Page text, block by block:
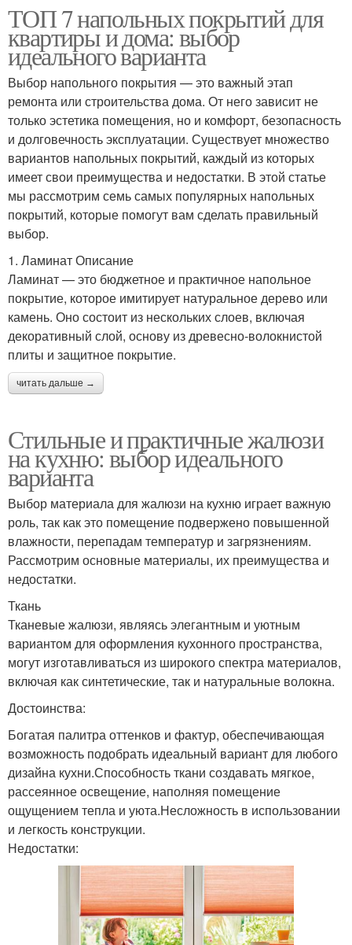
ТОП 7 напольных покрытий для
квартиры и дома: выбор
идеального варианта
Выбор напольного покрытия — это важный этап
ремонта или строительства дома. От него зависит не
только эстетика помещения, но и комфорт, безопасность
и долговечность эксплуатации. Существует множество
вариантов напольных покрытий, каждый из которых
имеет свои преимущества и недостатки. В этой статье
мы рассмотрим семь самых популярных напольных
покрытий, которые помогут вам сделать правильный
выбор.
1. Ламинат Описание
Ламинат — это бюджетное и практичное напольное
покрытие, которое имитирует натуральное дерево или
камень. Оно состоит из нескольких слоев, включая
декоративный слой, основу из древесно-волокнистой
плиты и защитное покрытие.
читать дальше →
Стильные и практичные жалюзи
на кухню: выбор идеального
варианта
Выбор материала для жалюзи на кухню играет важную
роль, так как это помещение подвержено повышенной
влажности, перепадам температур и загрязнениям.
Рассмотрим основные материалы, их преимущества и
недостатки.
Ткань
Тканевые жалюзи, являясь элегантным и уютным
вариантом для оформления кухонного пространства,
могут изготавливаться из широкого спектра материалов,
включая как синтетические, так и натуральные волокна.
Достоинства:
Богатая палитра оттенков и фактур, обеспечивающая
возможность подобрать идеальный вариант для любого
дизайна кухни.Способность ткани создавать мягкое,
рассеянное освещение, наполняя помещение
ощущением тепла и уюта.Несложность в использовании
и легкость конструкции.
Недостатки: